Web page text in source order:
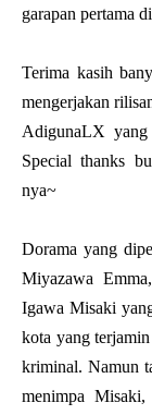
garapan pertama
Terima kasih
mengerjakan
AdigunaLX yang
Special thanks
nya~
Dorama yang
Miyazawa
Igawa Misaki
kota yang
kriminal. Namun
menimpa